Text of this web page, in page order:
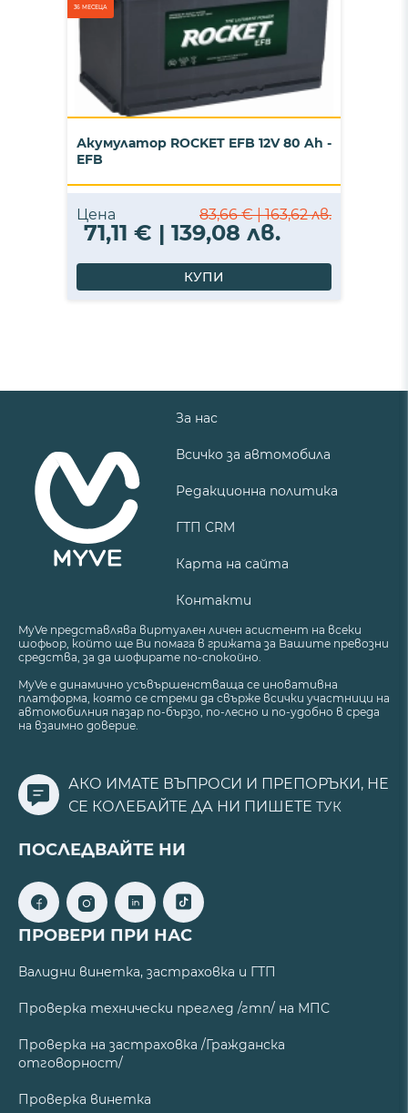
36 МЕСЕЦА
Акумулатор ROCKET EFB 12V 80 Ah -
EFB
Цена 83,66 € | 163,62 лв.
71,11 € | 139,08 лв.
КУПИ
За нас
Всичко за автомобила
Редакционна политика
ГТП CRM
Карта на сайта
Контакти
MyVe представлява виртуален личен асистент на всеки
шофьор, който ще Ви помага в грижата за Вашите превозни
средства, за да шофирате по-спокойно.
MyVe е динамично усъвършенстваща се иновативна
платформа, която се стреми да свърже всички участници на
автомобилния пазар по-бързо, по-лесно и по-удобно в среда
на взаимно доверие.
АКО ИМАТЕ ВЪПРОСИ И ПРЕПОРЪКИ, НЕ
СЕ КОЛЕБАЙТЕ ДА НИ ПИШЕТЕ ТУК
ПОСЛЕДВАЙТЕ НИ
ПРОВЕРИ ПРИ НАС
Валидни винетка, застраховка и ГТП
Проверка технически преглед /гтп/ на МПС
Проверка на застраховка /Гражданска
отговорност/
Проверка винетка